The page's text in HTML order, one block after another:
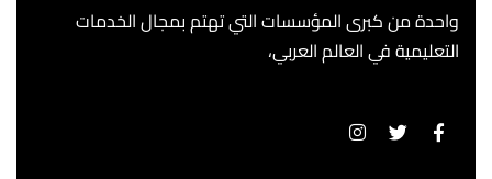
واحدة من كبرى المؤسسات التي تهتم بمجال الخدمات
التعليمية في العالم العربي،